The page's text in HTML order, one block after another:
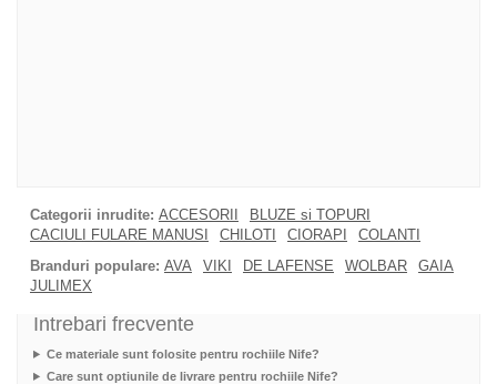
Categorii inrudite: ACCESORII
BLUZE si TOPURI
CACIULI FULARE MANUSI
CHILOTI CIORAPI
COLANTI
Branduri populare: AVA VIKI DE LAFENSE WOLBAR
GAIA
JULIMEX
Intrebari frecvente
Ce materiale sunt folosite pentru rochiile Nife?
Care sunt optiunile de livrare pentru rochiile Nife?